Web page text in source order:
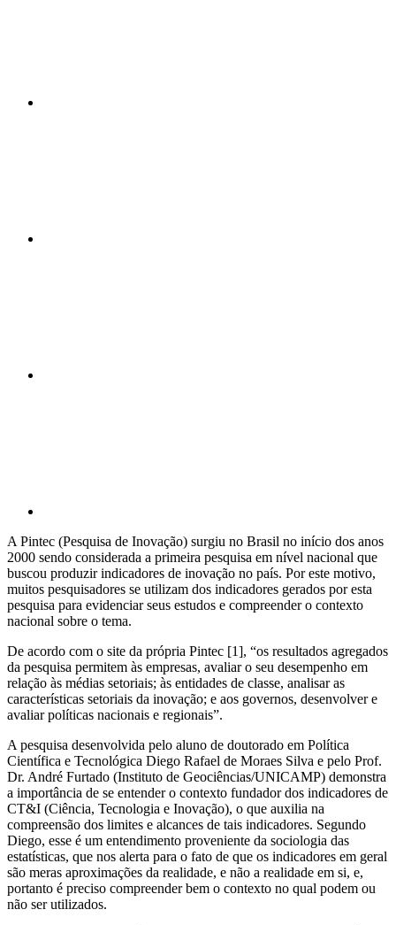
A Pintec (Pesquisa de Inovação) surgiu no Brasil no início dos anos
2000 sendo considerada a primeira pesquisa em nível nacional que
buscou produzir indicadores de inovação no país. Por este motivo,
muitos pesquisadores se utilizam dos indicadores gerados por esta
pesquisa para evidenciar seus estudos e compreender o contexto
nacional sobre o tema.
De acordo com o site da própria Pintec [1], “os resultados agregados
da pesquisa permitem às empresas, avaliar o seu desempenho em
relação às médias setoriais; às entidades de classe, analisar as
características setoriais da inovação; e aos governos, desenvolver e
avaliar políticas nacionais e regionais”.
A pesquisa desenvolvida pelo aluno de doutorado em Política
Científica e Tecnológica Diego Rafael de Moraes Silva e pelo Prof.
Dr. André Furtado (Instituto de Geociências/UNICAMP) demonstra
a importância de se entender o contexto fundador dos indicadores de
CT&I (Ciência, Tecnologia e Inovação), o que auxilia na
compreensão dos limites e alcances de tais indicadores. Segundo
Diego, esse é um entendimento proveniente da sociologia das
estatísticas, que nos alerta para o fato de que os indicadores em geral
são meras aproximações da realidade, e não a realidade em si, e,
portanto é preciso compreender bem o contexto no qual podem ou
não ser utilizados.